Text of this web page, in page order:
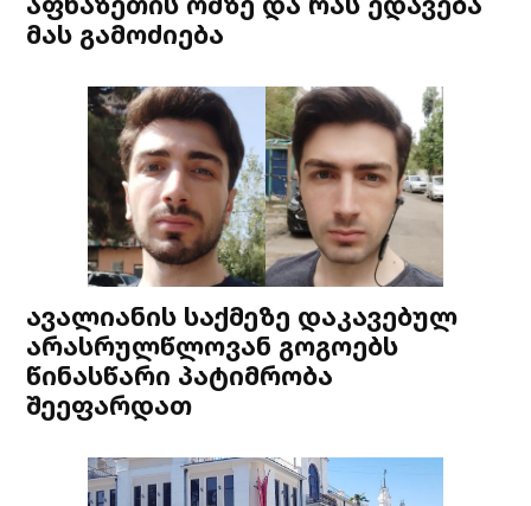
მას გამოძიება
ავალიანის საქმეზე დაკავებულ
არასრულწლოვან გოგოებს
წინასწარი პატიმრობა
შეეფარდათ